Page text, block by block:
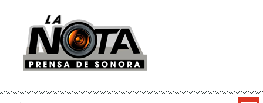
La Nota Prensa De Sonora